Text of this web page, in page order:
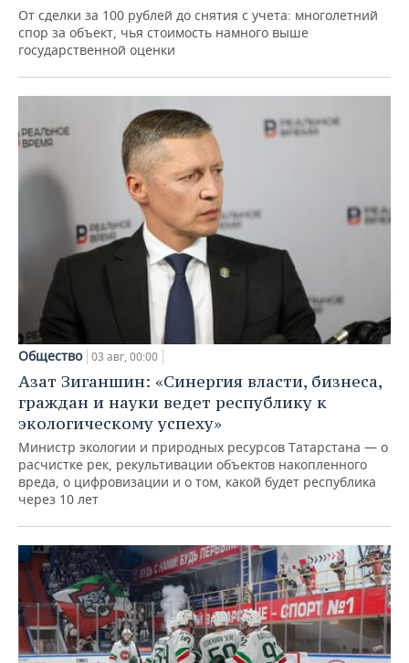
От сделки за 100 рублей до снятия с учета: многолетний
спор за объект, чья стоимость намного выше
государственной оценки
Общество 03 авг, 00:00
Азат Зиганшин: «Синергия власти, бизнеса,
граждан и науки ведет республику к
экологическому успеху»
Министр экологии и природных ресурсов Татарстана — о
расчистке рек, рекультивации объектов накопленного
вреда, о цифровизации и о том, какой будет республика
через 10 лет